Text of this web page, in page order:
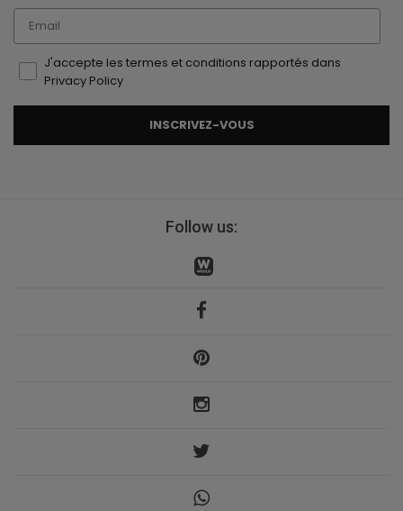
Email
J'accepte les termes et conditions rapportés dans
Privacy Policy
INSCRIVEZ-VOUS
Follow us: